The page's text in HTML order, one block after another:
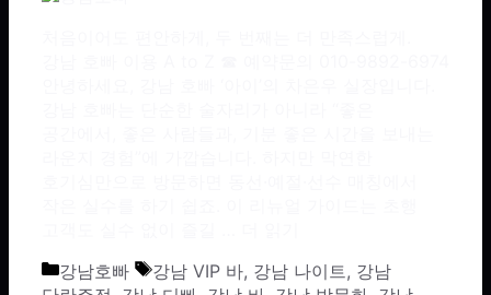
카테고리
강남호빠 태그
강남 VIP 바, 강남 나이트 , 강남